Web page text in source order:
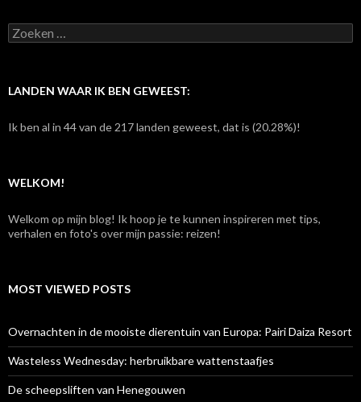
Z
o
e
a
LANDEN WAAR IK BEN GEWEEST:
Ik ben al in 44 van de 217 landen geweest, dat is (20.28%)!
WELKOM!
Welkom op mijn blog! Ik hoop je te kunnen inspireren met tips,
verhalen en foto's over mijn passie: reizen!
MOST VIEWED POSTS
Overnachten in de mooiste dierentuin van Europa: Pairi Daiza Resort
Wasteless Wednesday: herbruikbare wattenstaafjes
De scheepsliften van Henegouwen